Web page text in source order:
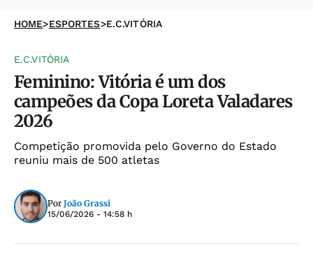
HOME>ESPORTES>E.C.VITÓRIA
E.C.VITÓRIA
Feminino: Vitória é um dos
campeões da Copa Loreta Valadares
2026
Competição promovida pelo Governo do Estado
reuniu mais de 500 atletas
Por João Grassi
15/06/2026 - 14:58 h